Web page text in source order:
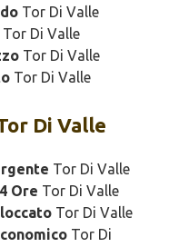
Tor Di Valle
Tor Di Valle
Tor Di Valle
Tor Di Valle
Di Valle
Tor Di Valle
Ore Tor Di Valle
Tor Di Valle
Tor Di